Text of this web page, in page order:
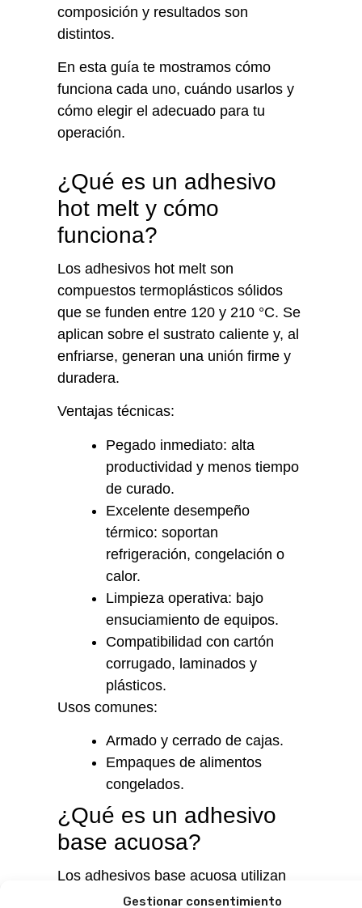
Gestionar consentimiento
composición y resultados son
distintos.
En esta guía te mostramos cómo
funciona cada uno, cuándo usarlos y
cómo elegir el adecuado para tu
operación.
¿Qué es un adhesivo
hot melt y cómo
funciona?
Los adhesivos hot melt son
compuestos termoplásticos sólidos
que se funden entre 120 y 210 °C. Se
aplican sobre el sustrato caliente y, al
enfriarse, generan una unión firme y
duradera.
Ventajas técnicas:
Pegado inmediato: alta
productividad y menos tiempo
de curado.
Excelente desempeño
térmico: soportan
refrigeración, congelación o
calor.
Limpieza operativa: bajo
ensuciamiento de equipos.
Compatibilidad con cartón
corrugado, laminados y
plásticos.
Usos comunes:
Armado y cerrado de cajas.
Empaques de alimentos
congelados.
¿Qué es un adhesivo
base acuosa?
Los adhesivos base acuosa utilizan
agua como solvente. Se solidifican al